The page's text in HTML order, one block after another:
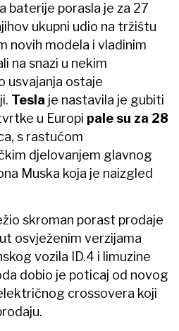
baterije porasla je za 27
ukupni udio na tržištu
novih modela i vladinim
na snazi ​​u nekim
usvajanja ostaje
Tesla je nastavila je gubiti
u Europi pale su za 28
s rastućom
djelovanjem glavnog
Muska koja je naizgled
skroman porast prodaje
osvježenim verzijama
vozila ID.4 i limuzine
dobio je poticaj od novog
crossovera koji